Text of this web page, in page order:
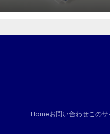
Homeお問い合わせこの